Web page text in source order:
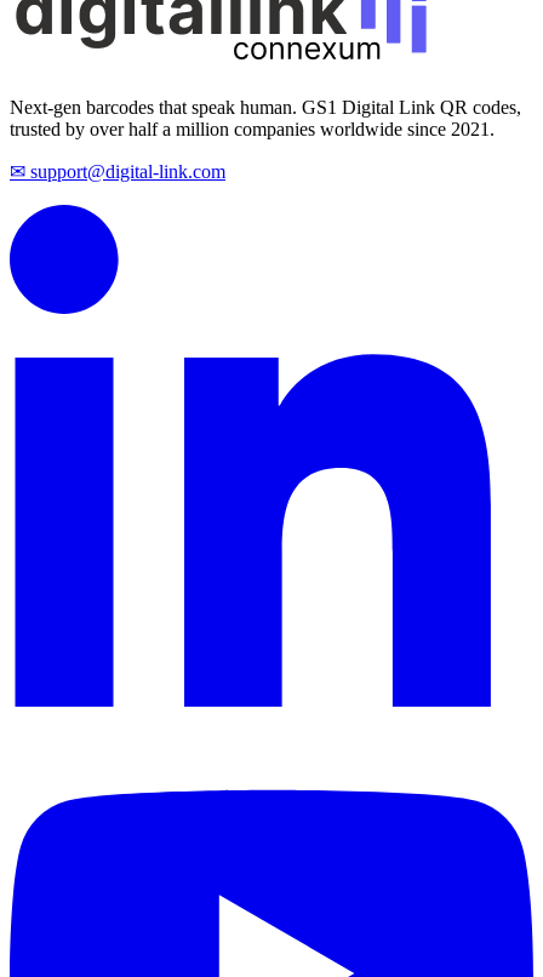
Next-gen barcodes that speak human. GS1 Digital Link QR codes,
trusted by over half a million companies worldwide since 2021.
✉ support@digital-link.com